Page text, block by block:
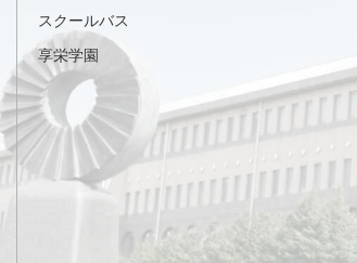
スクールバス
享栄学園